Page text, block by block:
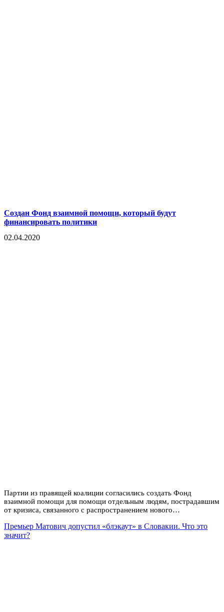
Создан Фонд взаимной помощи, который будут
финансировать политики
02.04.2020
Партии из правящей коалиции согласились создать Фонд
взаимной помощи для помощи отдельным людям, пострадавшим
от кризиса, связанного с распространением нового…
Премьер Матович допустил «блэкаут» в Словакии. Что это
значит?